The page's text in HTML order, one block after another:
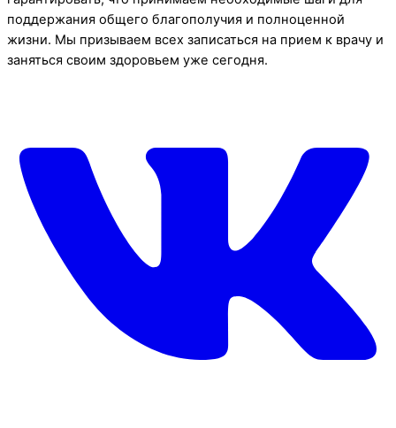
поддержания общего благополучия и полноценной
жизни. Мы призываем всех записаться на прием к врачу и
заняться своим здоровьем уже сегодня.